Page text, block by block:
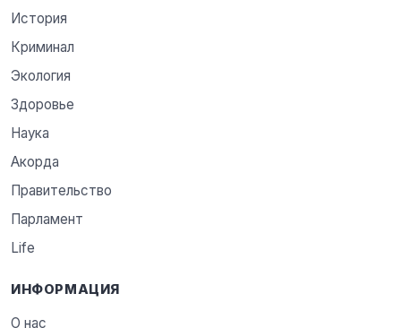
История
Криминал
Экология
Здоровье
Наука
Акорда
Правительство
Парламент
Life
ИНФОРМАЦИЯ
О нас